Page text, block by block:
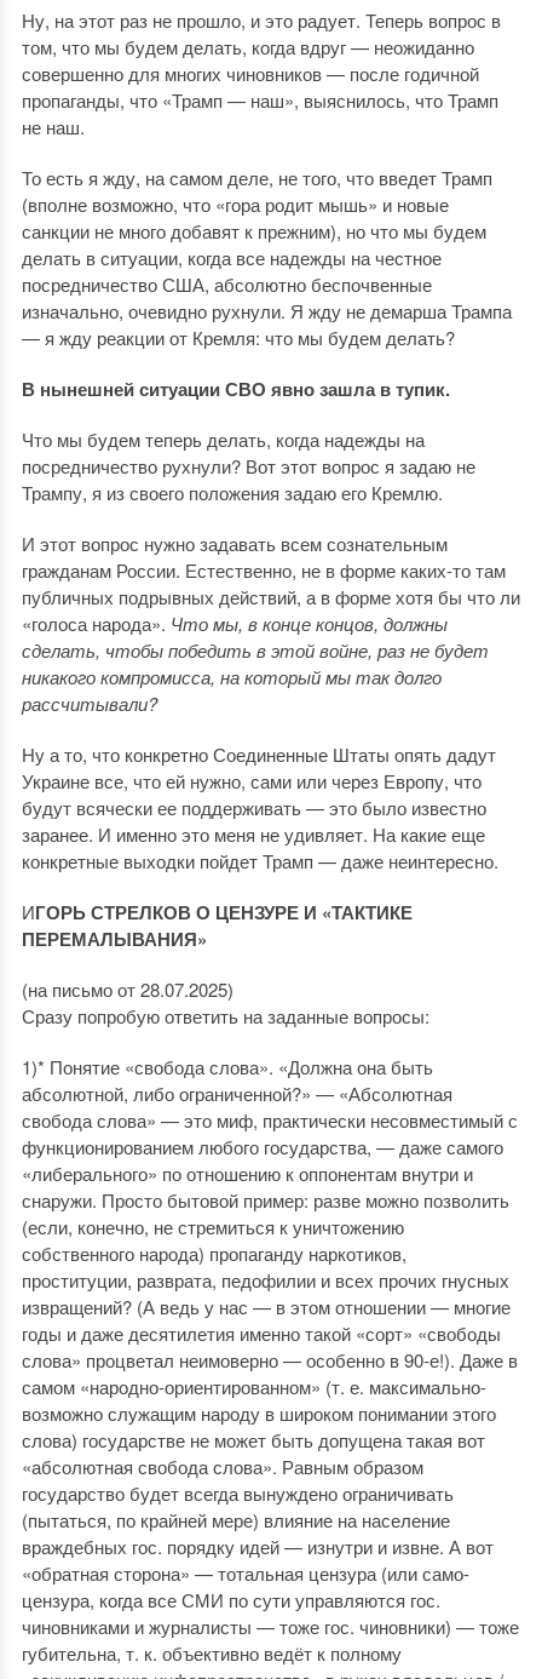
Ну, на этот раз не прошло, и это радует. Теперь вопрос в
том, что мы будем делать, когда вдруг — неожиданно
совершенно для многих чиновников — после годичной
пропаганды, что «Трамп — наш», выяснилось, что Трамп
не наш.
То есть я жду, на самом деле, не того, что введет Трамп
(вполне возможно, что «гора родит мышь» и новые
санкции не много добавят к прежним), но что мы будем
делать в ситуации, когда все надежды на честное
посредничество США, абсолютно беспочвенные
изначально, очевидно рухнули. Я жду не демарша Трампа
— я жду реакции от Кремля: что мы будем делать?
В нынешней ситуации СВО явно зашла в тупик.
Что мы будем теперь делать, когда надежды на
посредничество рухнули? Вот этот вопрос я задаю не
Трампу, я из своего положения задаю его Кремлю.
И этот вопрос нужно задавать всем сознательным
гражданам России. Естественно, не в форме каких-то там
публичных подрывных действий, а в форме хотя бы что ли
«голоса народа». Что мы, в конце концов, должны
сделать, чтобы победить в этой войне, раз не будет
никакого компромисса, на который мы так долго
рассчитывали?
Ну а то, что конкретно Соединенные Штаты опять дадут
Украине все, что ей нужно, сами или через Европу, что
будут всячески ее поддерживать — это было известно
заранее. И именно это меня не удивляет. На какие еще
конкретные выходки пойдет Трамп — даже неинтересно.
ИГОРЬ СТРЕЛКОВ О ЦЕНЗУРЕ И «ТАКТИКЕ
ПЕРЕМАЛЫВАНИЯ»
(на письмо от 28.07.2025)
Сразу попробую ответить на заданные вопросы:
1)* Понятие «свобода слова». «Должна она быть
абсолютной, либо ограниченной?» — «Абсолютная
свобода слова» — это миф, практически несовместимый с
функционированием любого государства, — даже самого
«либерального» по отношению к оппонентам внутри и
снаружи. Просто бытовой пример: разве можно позволить
(если, конечно, не стремиться к уничтожению
собственного народа) пропаганду наркотиков,
проституции, разврата, педофилии и всех прочих гнусных
извращений? (А ведь у нас — в этом отношении — многие
годы и даже десятилетия именно такой «сорт» «свободы
слова» процветал неимоверно — особенно в 90-е!). Даже в
самом «народно-ориентированном» (т. е. максимально-
возможно служащим народу в широком понимании этого
слова) государстве не может быть допущена такая вот
«абсолютная свобода слова». Равным образом
государство будет всегда вынуждено ограничивать
(пытаться, по крайней мере) влияние на население
враждебных гос. порядку идей — изнутри и извне. А вот
«обратная сторона» — тотальная цензура (или само-
цензура, когда все СМИ по сути управляются гос.
чиновниками и журналисты — тоже гос. чиновники) — тоже
губительна, т. к. объективно ведёт к полному